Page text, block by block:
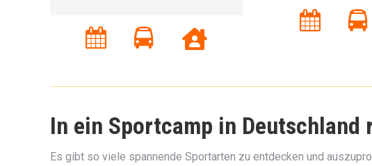
In ein Sportcamp in Deutschland
Es gibt so viele spannende Sportarten zu entdecken und